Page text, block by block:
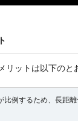
ットは以下のと
比例するため、長距